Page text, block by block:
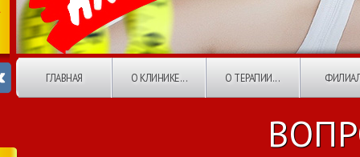
ГЛАВНАЯ О КЛИНИКЕ... О ТЕРАПИИ...